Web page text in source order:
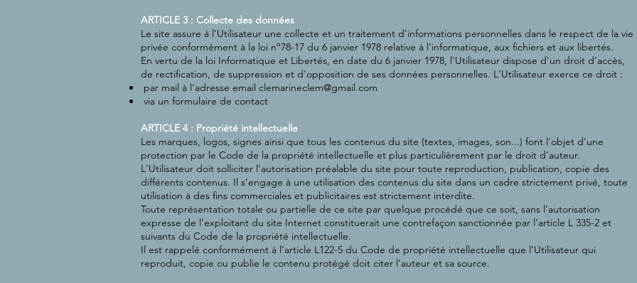
ARTICLE 3 : Collecte des données
Le site assure à l'Utilisateur une collecte et un traitement d'informations personnelles dans le respect de la vie
privée conformément à la loi n°78-17 du 6 janvier 1978 relative à l'informatique, aux fichiers et aux libertés.
En vertu de la loi Informatique et Libertés, en date du 6 janvier 1978, l'Utilisateur dispose d'un droit d'accès,
de rectification, de suppression et d'opposition de ses données personnelles. L'Utilisateur exerce ce droit :
par mail à l'adresse email clemarineclem@gmail.com
via un formulaire de contact
ARTICLE 4 : Propriété intellectuelle
Les marques, logos, signes ainsi que tous les contenus du site (textes, images, son...) font l'objet d'une
protection par le Code de la propriété intellectuelle et plus particulièrement par le droit d'auteur.
L'Utilisateur doit solliciter l'autorisation préalable du site pour toute reproduction, publication, copie des
différents contenus. Il s'engage à une utilisation des contenus du site dans un cadre strictement privé, toute
utilisation à des fins commerciales et publicitaires est strictement interdite.
Toute représentation totale ou partielle de ce site par quelque procédé que ce soit, sans l’autorisation
expresse de l’exploitant du site Internet constituerait une contrefaçon sanctionnée par l’article L 335-2 et
suivants du Code de la propriété intellectuelle.
Il est rappelé conformément à l’article L122-5 du Code de propriété intellectuelle que l’Utilisateur qui
reproduit, copie ou publie le contenu protégé doit citer l’auteur et sa source.